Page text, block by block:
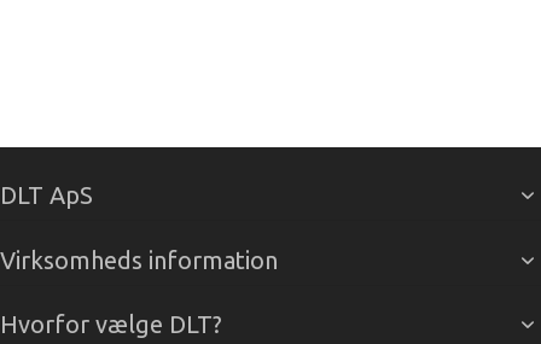
DLT ApS
Virksomheds information
Hvorfor vælge DLT?